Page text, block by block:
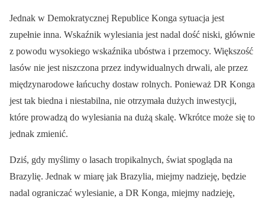
Jednak w Demokratycznej Republice Konga sytuacja jest
zupełnie inna. Wskaźnik wylesiania jest nadal dość niski, głównie
z powodu wysokiego wskaźnika ubóstwa i przemocy. Większość
lasów nie jest niszczona przez indywidualnych drwali, ale przez
międzynarodowe łańcuchy dostaw rolnych. Ponieważ DR Konga
jest tak biedna i niestabilna, nie otrzymała dużych inwestycji,
które prowadzą do wylesiania na dużą skalę. Wkrótce może się to
jednak zmienić.
Dziś, gdy myślimy o lasach tropikalnych, świat spogląda na
Brazylię. Jednak w miarę jak Brazylia, miejmy nadzieję, będzie
nadal ograniczać wylesianie, a DR Konga, miejmy nadzieję,